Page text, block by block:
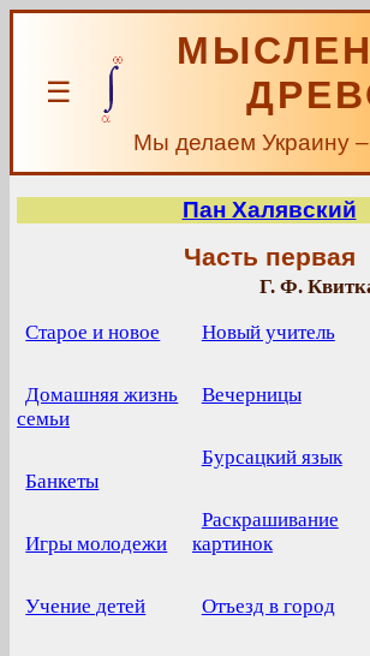
☰
Мы делаем Украину –
Пан Халявский
Часть первая
Г. Ф.
Старое и новое
Домашняя жизнь
семьи
Банкеты
Игры молодежи
Учение детей
Новый учитель
Вечерницы
Бурсацкий язык
Раскрашивание
картинок
Отъезд в город